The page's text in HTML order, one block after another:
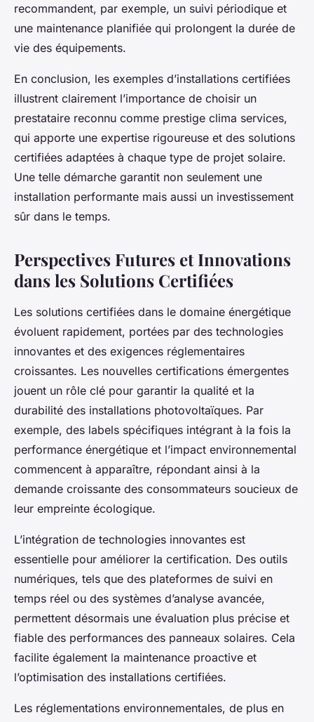
recommandent, par exemple, un suivi périodique et
une maintenance planifiée qui prolongent la durée de
vie des équipements.
En conclusion, les exemples d’installations certifiées
illustrent clairement l’importance de choisir un
prestataire reconnu comme prestige clima services,
qui apporte une expertise rigoureuse et des solutions
certifiées adaptées à chaque type de projet solaire.
Une telle démarche garantit non seulement une
installation performante mais aussi un investissement
sûr dans le temps.
Perspectives Futures et Innovations
dans les Solutions Certifiées
Les solutions certifiées dans le domaine énergétique
évoluent rapidement, portées par des technologies
innovantes et des exigences réglementaires
croissantes. Les nouvelles certifications émergentes
jouent un rôle clé pour garantir la qualité et la
durabilité des installations photovoltaïques. Par
exemple, des labels spécifiques intégrant à la fois la
performance énergétique et l’impact environnemental
commencent à apparaître, répondant ainsi à la
demande croissante des consommateurs soucieux de
leur empreinte écologique.
L’intégration de technologies innovantes est
essentielle pour améliorer la certification. Des outils
numériques, tels que des plateformes de suivi en
temps réel ou des systèmes d’analyse avancée,
permettent désormais une évaluation plus précise et
fiable des performances des panneaux solaires. Cela
facilite également la maintenance proactive et
l’optimisation des installations certifiées.
Les réglementations environnementales, de plus en